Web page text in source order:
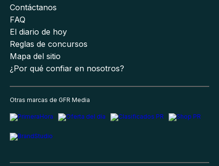
Contáctanos
FAQ
El diario de hoy
Reglas de concursos
Mapa del sitio
¿Por qué confiar en nosotros?
Otras marcas de GFR Media